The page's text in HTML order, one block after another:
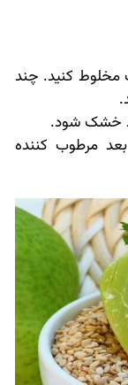
کنید. چند
خشک شود.
مرطوب کننده